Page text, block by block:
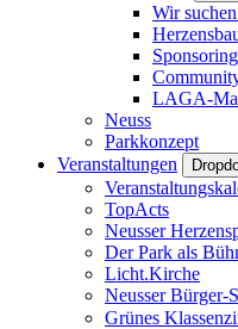
Wir
Sponsoring
LAGA-
Neuss
Parkkonzept
Veranstaltungen
TopActs
Neusser
Der Park als
Licht.Kirche
Neusser Bürger-
Grünes